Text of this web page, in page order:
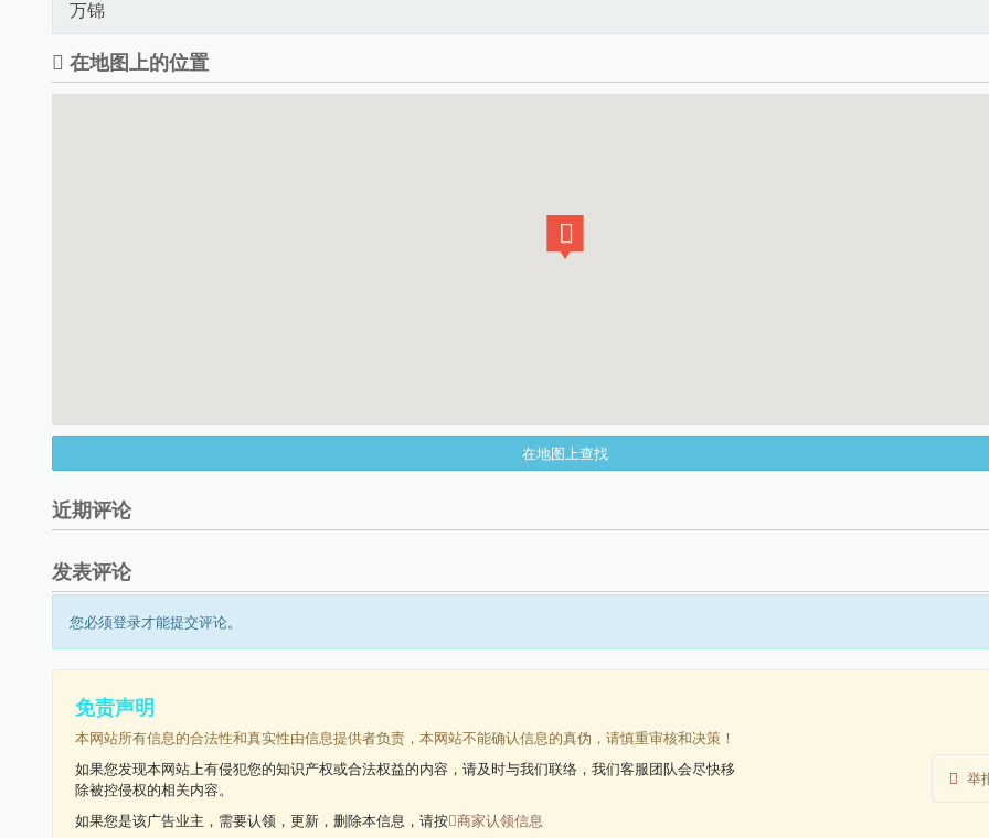
万锦
在地图上的位置
在地图上查找
近期评论
发表评论
您必须登录才能提交评论。
免责声明
本网站所有信息的合法性和真实性由信息提供者负责，本网站不能确认信息的真伪，请慎重审核和决策！
如果您发现本网站上有侵犯您的知识产权或合法权益的内容，请及时与我们联络，我们客服团队会尽快移
除被控侵权的相关内容。
举
如果您是该广告业主，需要认领，更新，删除本信息，请按 商家认领信息